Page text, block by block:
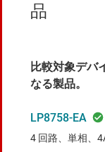
品
比較対象デバ
なる製品。
LP8758-EA
4 回路、単相、